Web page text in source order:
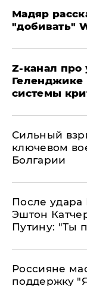
Мадяр
"добивать"
Z-канал про
системы
Сильный
ключевом
Болгарии
После удара
Эштон
Путину: "Ты
Россияне
поддержку